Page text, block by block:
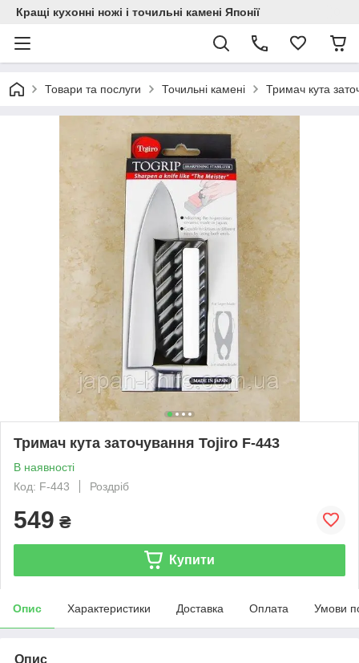
Кращі кухонні ножі і точильні камені Японії
Товари та послуги Точильні камені Тримач кута
Тримач кута заточування Tojiro F-443
В наявності
Код: F-443
Роздріб
549 ₴
Купити
Опис Характеристики Доставка Оплата Умови
Опис